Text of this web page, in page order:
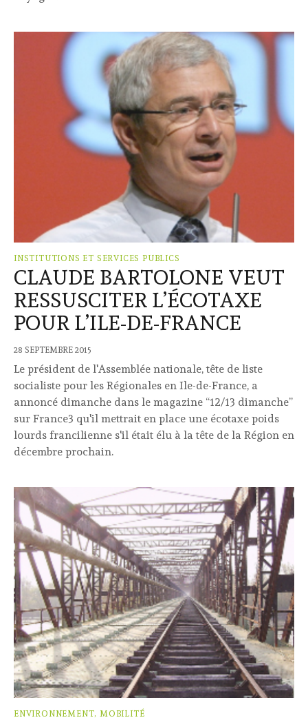
INSTITUTIONS ET SERVICES PUBLICS
CLAUDE BARTOLONE VEUT
RESSUSCITER L’ÉCOTAXE
POUR L’ILE-DE-FRANCE
28 SEPTEMBRE 2015
Le président de l'Assemblée nationale, tête de liste
socialiste pour les Régionales en Ile-de-France, a
annoncé dimanche dans le magazine “12/13 dimanche”
sur France3 qu'il mettrait en place une écotaxe poids
lourds francilienne s'il était élu à la tête de la Région en
décembre prochain.
ENVIRONNEMENT, MOBILITÉ